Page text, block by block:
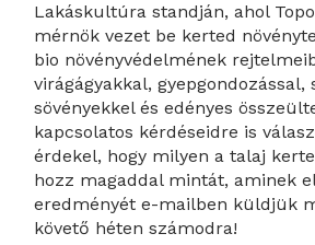
Lakáskultúra standján, ahol
mérnök vezet be kerted
bio növényvédelmének
virágágyakkal,
sövényekkel és edényes
kapcsolatos kérdéseidre is
érdekel, hogy milyen a talaj
hozz magaddal mintát, aminek
eredményét e-mailben küldjük
követő héten számodra!